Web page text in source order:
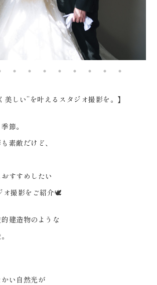
（年中無休）
ワインを注ぐショッ
中は、 おふたりの自然
当に素敵で、 見ている
幸せな気持ちになる時
ふとした瞬間に見せて
宝物。 この夏、 “見返
写真”を残しません
最高の人生
。 ウェディングフォト
田町権現林9-1 問い合
05-7536
ご予約・ご
談（オンライン可） 受
美しい”を叶えるスタジオ撮影を。】
節。
素敵だけど、
すすめしたい
オ撮影をご紹介🕊️
建造物のような
い自然光が